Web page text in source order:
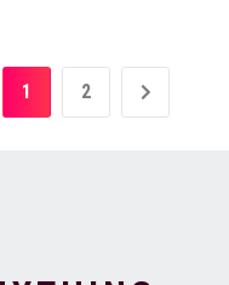
1 2 »